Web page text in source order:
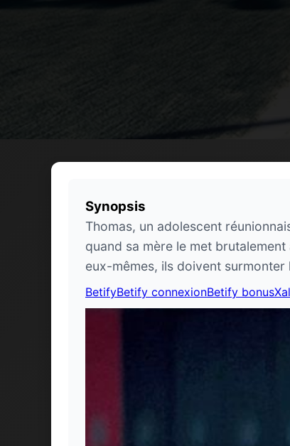
Synopsis
Thomas, un adolescent
quand sa mère le met
eux-mêmes, ils doivent surmonter
BetifyBetify connexionBetify bonus